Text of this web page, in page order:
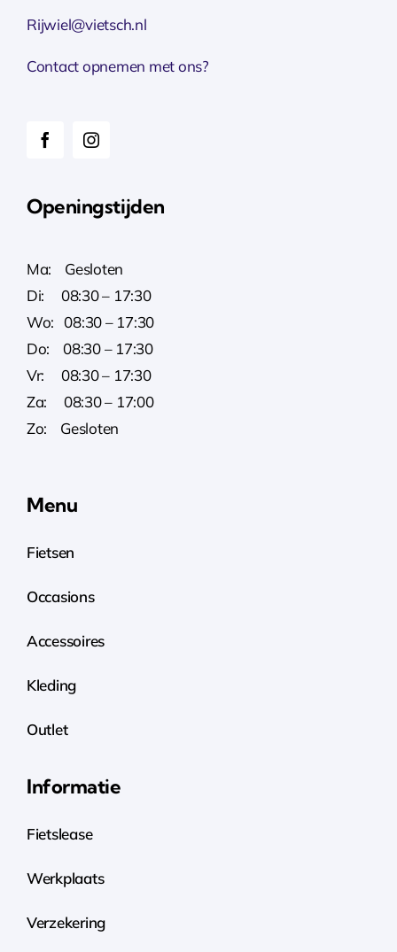
Rijwiel@vietsch.nl
Contact opnemen met ons?
Openingstijden
Ma: Gesloten
Di: 08:30 – 17:30
Wo: 08:30 – 17:30
Do: 08:30 – 17:30
Vr: 08:30 – 17:30
Za: 08:30 – 17:00
Zo: Gesloten
Menu
Fietsen
Occasions
Accessoires
Kleding
Outlet
Informatie
Fietslease
Werkplaats
Verzekering